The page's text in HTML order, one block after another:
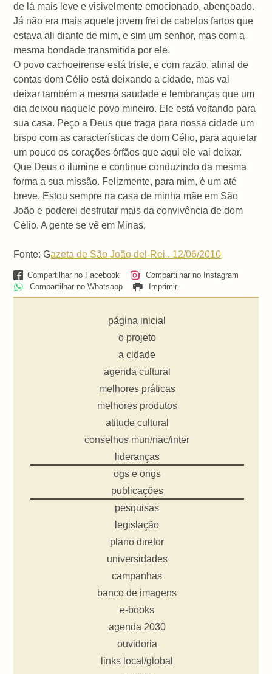
de lá mais leve e visivelmente emocionado, abençoado.
Já não era mais aquele jovem frei de cabelos fartos que
estava ali diante de mim, e sim um senhor, mas com a
mesma bondade transmitida por ele.
O povo cachoeirense está triste, e com razão, afinal de
contas dom Célio está deixando a cidade, mas vai
deixar também a mesma saudade e lembranças que um
dia deixou naquele povo mineiro. Ele está voltando para
sua casa. Peço a Deus que traga para nossa cidade um
bispo com as características de dom Célio, para aquietar
um pouco os corações órfãos que aqui ele vai deixar.
Que Deus o ilumine e continue conduzindo da mesma
forma a sua missão. Felizmente, para mim, é um até
breve. Estou sempre na casa de minha mãe em São
João e poderei desfrutar mais da convivência de dom
Célio. A gente se vê em Minas.
Fonte: Gazeta de São João del-Rei . 12/06/2010
Compartilhar no Facebook
Compartilhar no Instagram
Compartilhar no Whatsapp
Imprimir
página inicial
o projeto
a cidade
agenda cultural
melhores práticas
melhores produtos
atitude cultural
conselhos mun/nac/inter
lideranças
ogs e ongs
publicações
pesquisas
legislação
plano diretor
universidades
campanhas
banco de imagens
e-books
agenda 2030
ouvidoria
links local/global